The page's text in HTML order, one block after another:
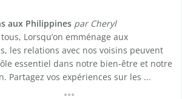
aux Philippines par Cheryl
Lorsqu’on emménage aux
les relations avec nos voisins peuvent
essentiel dans notre bien-être et notre
Partagez vos expériences sur les ...